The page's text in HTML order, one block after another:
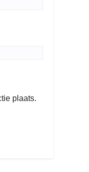
plaats.